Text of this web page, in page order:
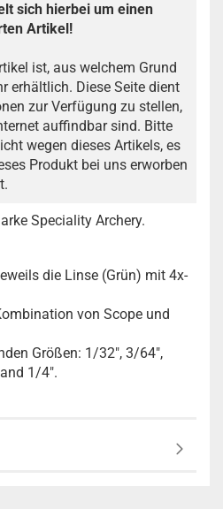
sich hierbei um einen
Artikel!
ist, aus welchem Grund
erhältlich. Diese Seite dient
zur Verfügung zu stellen,
auffindbar sind. Bitte
wegen dieses Artikels, es
Produkt bei uns erworben
Speciality Archery.
die Linse (Grün) mit 4x-
von Scope und
Größen: 1/32″, 3/64″,
1/4".